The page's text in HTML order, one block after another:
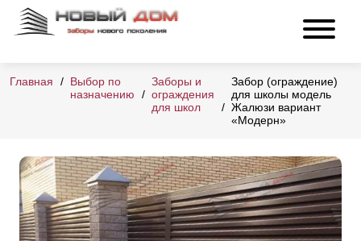
Главная
Выбор по
назначению
Заборы и
ограждения
для школ
Забор (ограждение)
для школы модель
Жалюзи вариант
«Модерн»